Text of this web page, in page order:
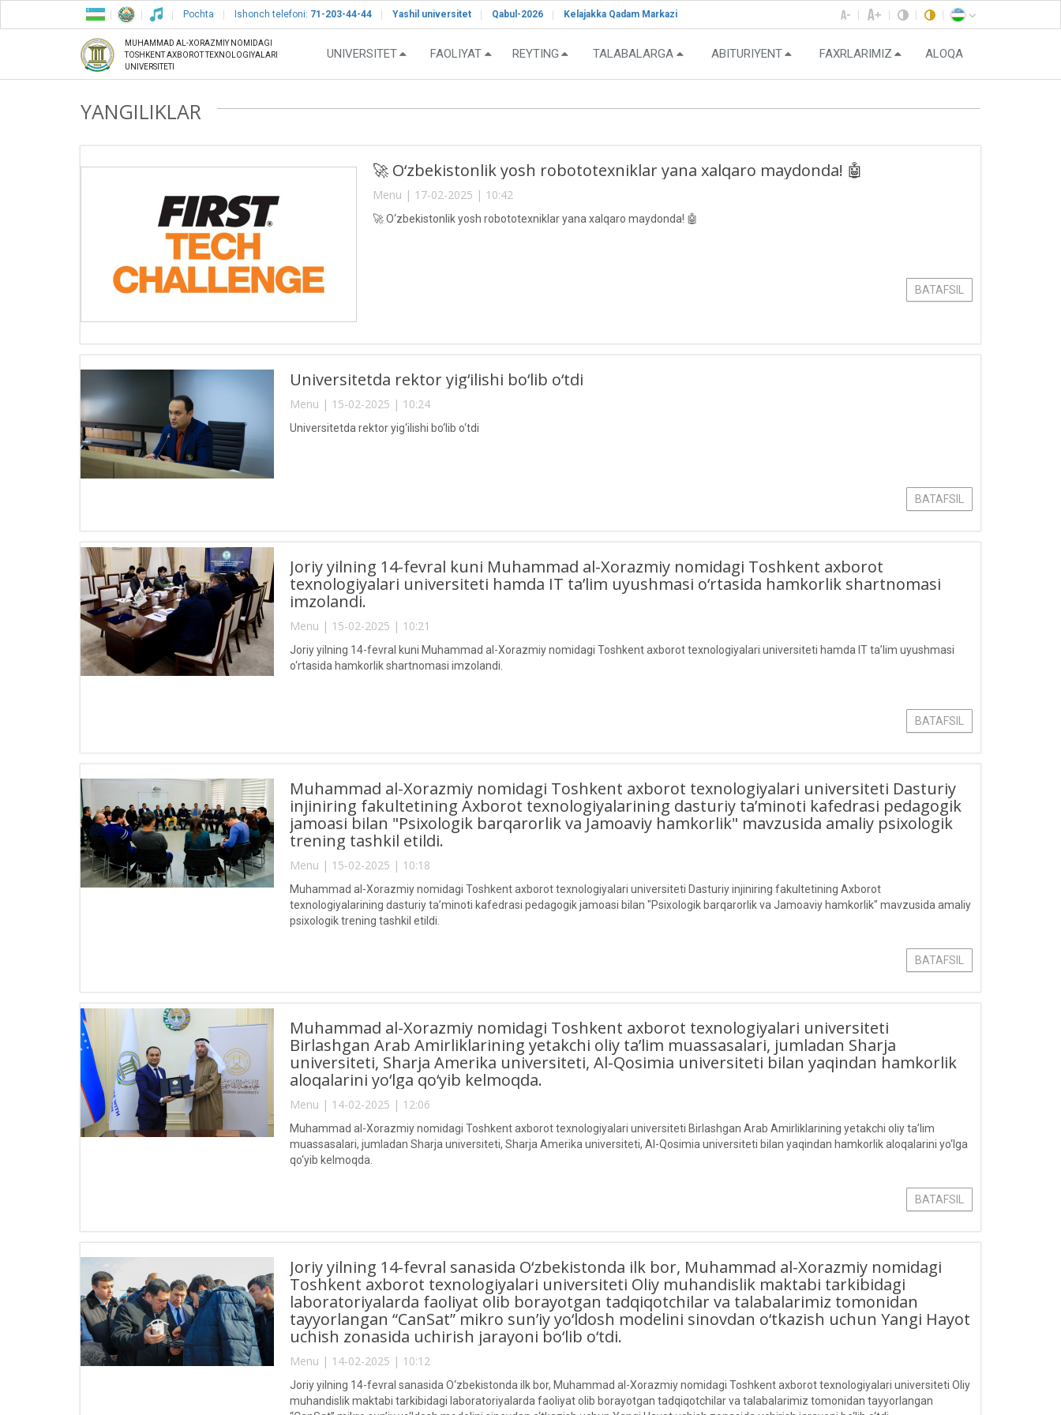
Pochta Ishonch telefoni: 71-203-44-44 Yashil universitet Qabul-2026 Kelajakka Qadam Markazi
MUHAMMAD AL-XORAZMIY NOMIDAGI
TOSHKENT AXBOROT TEXNOLOGIYALARI
UNIVERSITETI
UNIVERSITET FAOLIYAT REYTING TALABALARGA ABITURIYENT FAXRLARIMIZ ALOQA
YANGILIKLAR
🚀 O‘zbekistonlik yosh robototexniklar yana xalqaro maydonda! 🤖
Menu | 17-02-2025 | 10:42
🚀 O‘zbekistonlik yosh robototexniklar yana xalqaro maydonda! 🤖
BATAFSIL
Universitetda rektor yig‘ilishi bo‘lib o‘tdi
Menu | 15-02-2025 | 10:24
Universitetda rektor yig‘ilishi bo‘lib o‘tdi
BATAFSIL
Joriy yilning 14-fevral kuni Muhammad al-Xorazmiy nomidagi Toshkent axborot
texnologiyalari universiteti hamda IT ta’lim uyushmasi o‘rtasida hamkorlik shartnomasi
imzolandi.
Menu | 15-02-2025 | 10:21
Joriy yilning 14-fevral kuni Muhammad al-Xorazmiy nomidagi Toshkent axborot texnologiyalari universiteti hamda IT ta’lim uyushmasi
o‘rtasida hamkorlik shartnomasi imzolandi.
BATAFSIL
Muhammad al-Xorazmiy nomidagi Toshkent axborot texnologiyalari universiteti Dasturiy
injiniring fakultetining Axborot texnologiyalarining dasturiy ta’minoti kafedrasi pedagogik
jamoasi bilan "Psixologik barqarorlik va Jamoaviy hamkorlik" mavzusida amaliy psixologik
trening tashkil etildi.
Menu | 15-02-2025 | 10:18
Muhammad al-Xorazmiy nomidagi Toshkent axborot texnologiyalari universiteti Dasturiy injiniring fakultetining Axborot
texnologiyalarining dasturiy ta’minoti kafedrasi pedagogik jamoasi bilan "Psixologik barqarorlik va Jamoaviy hamkorlik" mavzusida amaliy
psixologik trening tashkil etildi.
BATAFSIL
Muhammad al-Xorazmiy nomidagi Toshkent axborot texnologiyalari universiteti
Birlashgan Arab Amirliklarining yetakchi oliy ta’lim muassasalari, jumladan Sharja
universiteti, Sharja Amerika universiteti, Al-Qosimia universiteti bilan yaqindan hamkorlik
aloqalarini yo‘lga qo‘yib kelmoqda.
Menu | 14-02-2025 | 12:06
Muhammad al-Xorazmiy nomidagi Toshkent axborot texnologiyalari universiteti Birlashgan Arab Amirliklarining yetakchi oliy ta’lim
muassasalari, jumladan Sharja universiteti, Sharja Amerika universiteti, Al-Qosimia universiteti bilan yaqindan hamkorlik aloqalarini yo‘lga
qo‘yib kelmoqda.
BATAFSIL
Joriy yilning 14-fevral sanasida O‘zbekistonda ilk bor, Muhammad al-Xorazmiy nomidagi
Toshkent axborot texnologiyalari universiteti Oliy muhandislik maktabi tarkibidagi
laboratoriyalarda faoliyat olib borayotgan tadqiqotchilar va talabalarimiz tomonidan
tayyorlangan “CanSat” mikro sun’iy yo‘ldosh modelini sinovdan o‘tkazish uchun Yangi Hayot
uchish zonasida uchirish jarayoni bo‘lib o‘tdi.
Menu | 14-02-2025 | 10:12
Joriy yilning 14-fevral sanasida O‘zbekistonda ilk bor, Muhammad al-Xorazmiy nomidagi Toshkent axborot texnologiyalari universiteti Oliy
muhandislik maktabi tarkibidagi laboratoriyalarda faoliyat olib borayotgan tadqiqotchilar va talabalarimiz tomonidan tayyorlangan